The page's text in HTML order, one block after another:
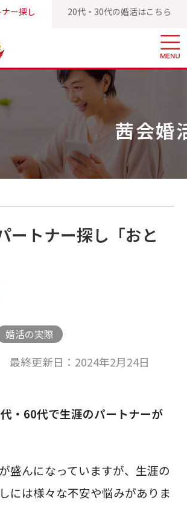
ー探し 20代・30代の婚活はこちら
ログ 中高年のパートナー探し「おとな恋」
茜会婚
ートナー探し「おと
婚活の実際
終更新日：2024年2月24日
・60代で生涯のパートナーが
盛んになっていますが、生涯の
には様々な不安や悩みがありま